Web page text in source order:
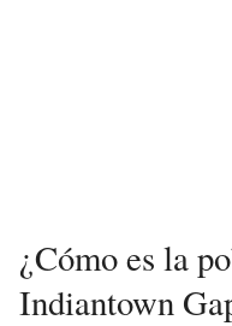
¿Cómo es la
Indiantown